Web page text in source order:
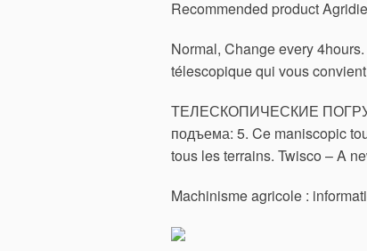
Recommended product
Normal, Change every
télescopique qui vous
ТЕЛЕСКОПИЧЕСКИЕ
подъема: 5. Ce maniscopic
tous les terrains. Twisco – A
Machinisme agricole :